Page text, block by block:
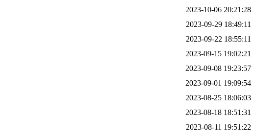
2023-10-06 20:21:28
2023-09-29 18:49:11
2023-09-22 18:55:11
2023-09-15 19:02:21
2023-09-08 19:23:57
2023-09-01 19:09:54
2023-08-25 18:06:03
2023-08-18 18:51:31
2023-08-11 19:51:22